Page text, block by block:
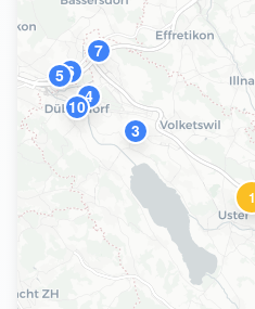
1
3
4
56
7
10